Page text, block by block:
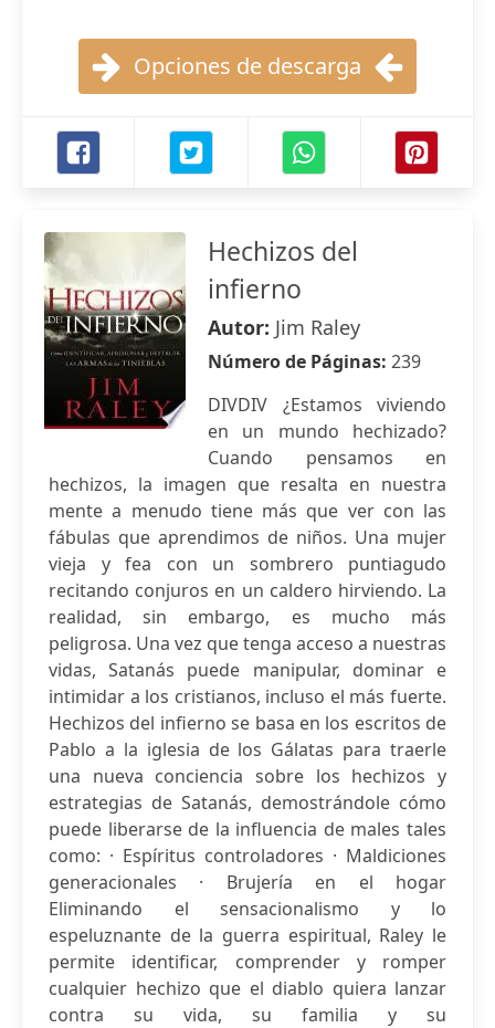
Opciones de descarga
Hechizos del
infierno
Autor: Jim Raley
Número de Páginas: 239
DIVDIV ¿Estamos viviendo
en un mundo hechizado?
Cuando pensamos en
hechizos, la imagen que resalta en nuestra
mente a menudo tiene más que ver con las
fábulas que aprendimos de niños. Una mujer
vieja y fea con un sombrero puntiagudo
recitando conjuros en un caldero hirviendo. La
realidad, sin embargo, es mucho más
peligrosa. Una vez que tenga acceso a nuestras
vidas, Satanás puede manipular, dominar e
intimidar a los cristianos, incluso el más fuerte.
Hechizos del infierno se basa en los escritos de
Pablo a la iglesia de los Gálatas para traerle
una nueva conciencia sobre los hechizos y
estrategias de Satanás, demostrándole cómo
puede liberarse de la influencia de males tales
como: · Espíritus controladores · Maldiciones
generacionales · Brujería en el hogar
Eliminando el sensacionalismo y lo
espeluznante de la guerra espiritual, Raley le
permite identificar, comprender y romper
cualquier hechizo que el diablo quiera lanzar
contra su vida, su familia y su